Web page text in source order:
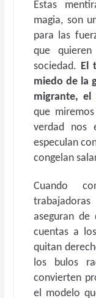
Estas
magia, son
para las
que
sociedad. El
miedo de la
migrante,
que
verdad nos
especulan
congelan
Cuando
aseguran
cuentas a
quitan
los bulos
convierten
el modelo